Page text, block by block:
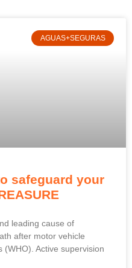
AGUAS+SEGURAS
safeguard your
leading cause of
after motor vehicle
Active supervision